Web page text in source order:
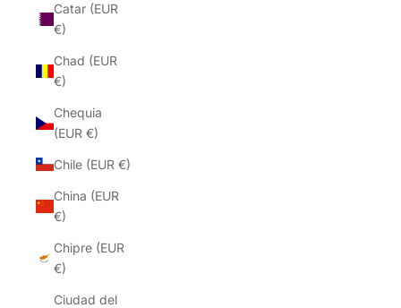
Catar (EUR
€)
Chad (EUR
€)
Chequia
(EUR €)
Chile (EUR €)
China (EUR
€)
Chipre (EUR
€)
Ciudad del